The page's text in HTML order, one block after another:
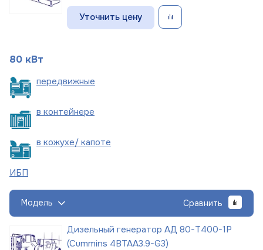
Уточнить цену
80 кВт
передвижные
в контейнере
в кожухе/ капоте
ИБП
Модель Сравнить
Дизельный генератор АД 80-Т400-1Р
(Cummins 4BTAA3.9-G3)